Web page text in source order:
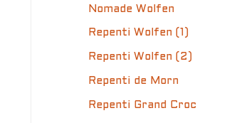
Nomade Wolfen
Repenti Wolfen (1)
Repenti Wolfen (2)
Repenti de Morn
Repenti Grand Croc